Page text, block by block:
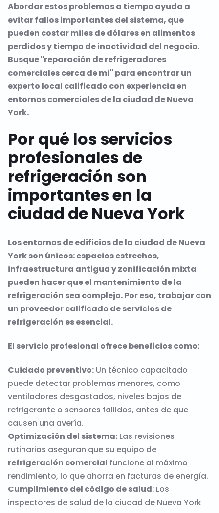
Abordar estos problemas a tiempo ayuda a
evitar fallos importantes del sistema, que
pueden costar miles de dólares en alimentos
perdidos y tiempo de inactividad del negocio.
Busque "reparación de refrigeradores
comerciales cerca de mí" para encontrar un
experto local calificado con experiencia en
entornos comerciales de la ciudad de Nueva
York.
Por qué los servicios
profesionales de
refrigeración son
importantes en la
ciudad de Nueva York
Los entornos de edificios de la ciudad de Nueva
York son únicos: espacios estrechos,
infraestructura antigua y zonificación mixta
pueden hacer que el mantenimiento de la
refrigeración sea complejo. Por eso, trabajar con
un proveedor calificado de servicios de
refrigeración es esencial.
El servicio profesional ofrece beneficios como:
Cuidado preventivo:Un técnico capacitado
puede detectar problemas menores, como
ventiladores desgastados, niveles bajos de
refrigerante o sensores fallidos, antes de que
causen una avería.
Optimización del sistema:Las revisiones
rutinarias aseguran que su equipo de
refrigeración comercial funcione al máximo
rendimiento, lo que ahorra en facturas de energía.
Cumplimiento del código de salud:Los
inspectores de salud de la ciudad de Nueva York